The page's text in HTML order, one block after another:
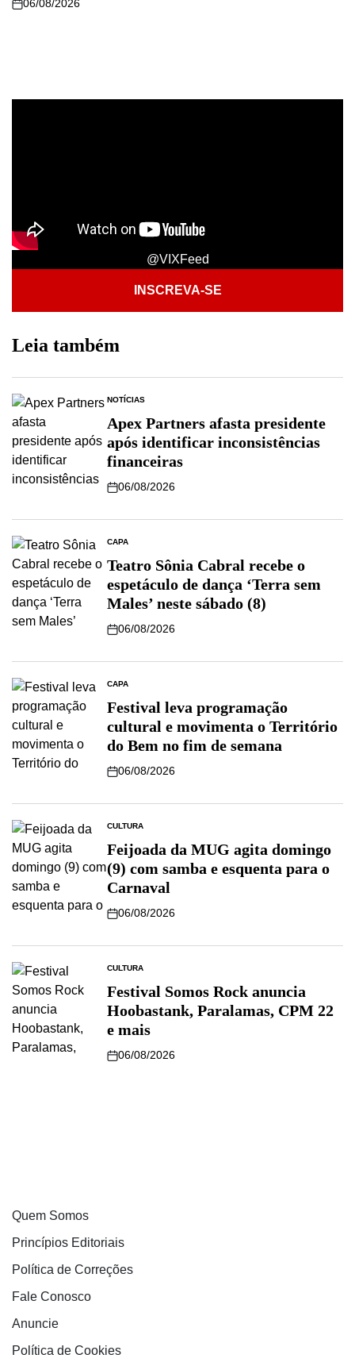
06/08/2026
@VIXFeed
INSCREVA-SE
Leia também
NOTÍCIAS
Apex Partners afasta presidente
após identificar inconsistências
financeiras
06/08/2026
CAPA
Teatro Sônia Cabral recebe o
espetáculo de dança ‘Terra sem
Males’ neste sábado (8)
06/08/2026
CAPA
Festival leva programação
cultural e movimenta o Território
do Bem no fim de semana
06/08/2026
CULTURA
Feijoada da MUG agita domingo
(9) com samba e esquenta para o
Carnaval
06/08/2026
CULTURA
Festival Somos Rock anuncia
Hoobastank, Paralamas, CPM 22
e mais
06/08/2026
Quem Somos
Princípios Editoriais
Política de Correções
Fale Conosco
Anuncie
Política de Cookies